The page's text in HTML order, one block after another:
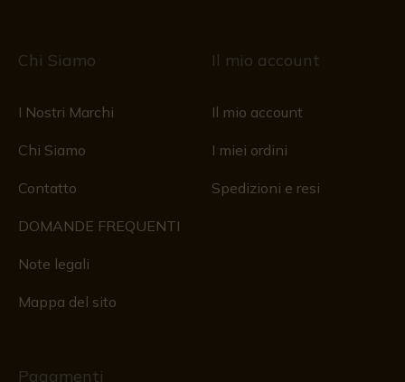
Chi Siamo
I Nostri Marchi
Chi Siamo
Contatto
DOMANDE FREQUENTI
Note legali
Mappa del sito
Il mio account
Il mio account
I miei ordini
Spedizioni e resi
Pagamenti